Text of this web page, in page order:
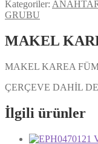
Kategoriler:
GRUBU
MAKEL
MAKEL KAREA
ÇERÇEVE DAHİL
İlgili ürünler